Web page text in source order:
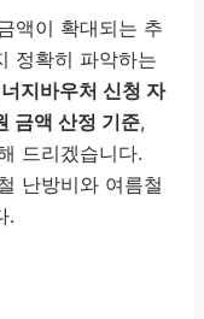
액이 확대되는 추
정확히 파악하는
지바우처 신청 자
금액 산정 기준,
드리겠습니다.
난방비와 여름철
.